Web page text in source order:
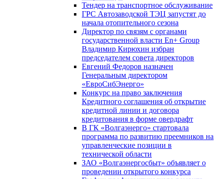
Тендер на транспортное обслуживание
ГРС Автозаводской ТЭЦ запустят до
начала отопительного сезона
Директор по связям с органами
государственной власти En+ Group
Владимир Кирюхин избран
председателем совета директоров
Евгений Федоров назначен
Генеральным директором
«ЕвроСибЭнерго»
Конкурс на право заключения
Кредитного соглашения об открытие
кредитной линии и договора
кредитования в форме овердрафт
В ГК «Волгаэнерго» стартовала
программа по развитию преемников на
управленческие позиции в
технической области
ЗАО «Волгаэнергосбыт» объявляет о
проведении открытого конкурса